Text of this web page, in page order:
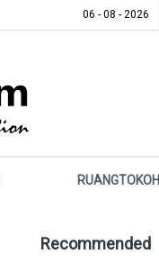
06 - 08 - 2026
RUANGTOKOH
Recommended